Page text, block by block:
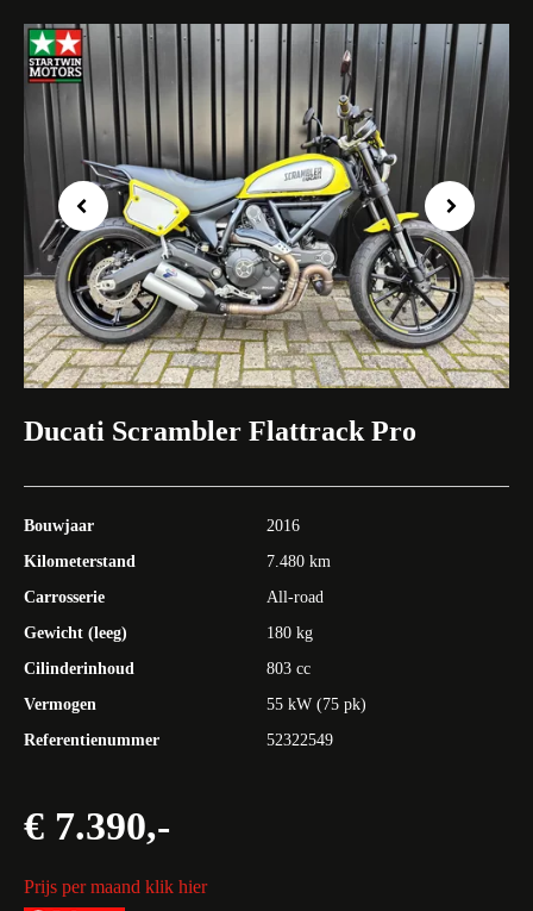
Previous Next
Ducati Scrambler Flattrack Pro
Bouwjaar
2016
Kilometerstand
7.480 km
Carrosserie
All-road
Gewicht (leeg)
180 kg
Cilinderinhoud
803 cc
Vermogen
55 kW (75 pk)
Referentienummer
52322549
€ 7.390,-
Prijs per maand klik hier